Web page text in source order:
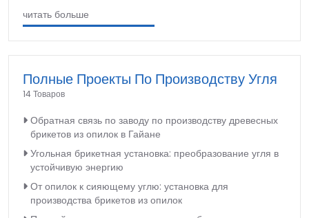
читать больше
Полные Проекты По Производству Угля
14 Товаров
Обратная связь по заводу по производству древесных
брикетов из опилок в Гайане
Угольная брикетная установка: преобразование угля в
устойчивую энергию
От опилок к сияющему углю: установка для
производства брикетов из опилок